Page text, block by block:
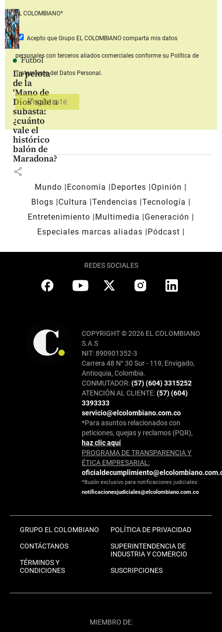
Fútbol
La pelota
de la
‘Mano de
Dios’ sale a
subasta:
¿cuánto
vale el
histórico
balón de
Maradona?
share
EL COLOMBIANO*
Acepto que Grupo EL COLOMBIANOcomparta mis datos
personales con terceros aliados comerciales conforme su Política de
Tratamiento del Datos Personal.
Mundo Economía Deportes
Opinión
Blogs
Cultura Tendencias Tecnología
Entretenimiento
Multimedia
Generación
Especiales marcas aliadas
Pódcast
REDES SOCIALES
COPYRIGHT © 2026 EL COLOMBIANO
S.A.S
NIT: 890901352-3
Carrera 48 N° 30 Sur - 119, Envigado,
Antioquia, Colombia.
CONMUTADOR:(57) (604) 3315252
ATENCIÓN AL CLIENTE:(57) (604)
3393333
servicio@elcolombiano.com.co
*Para asuntos relacionados con
peticiones, quejas y reclamos (PQR),
haz clic aquí
PROGRAMA DE TRANSPARENCIA Y
ÉTICA EMPRESARIAL:
*Buzón exclusivo para notificaciones judiciales:
notificacionesjudiciales@elcolombiano.com.co
GRUPO EL COLOMBIANO
CONTÁCTANOS
TÉRMINOS Y
CONDICIONES
POLÍTICA DE PRIVACIDAD
SUPERINTENDENCIA DE
INDUSTRIA Y COMERCIO
SUSCRIPCIONES
MIEMBRO DE: